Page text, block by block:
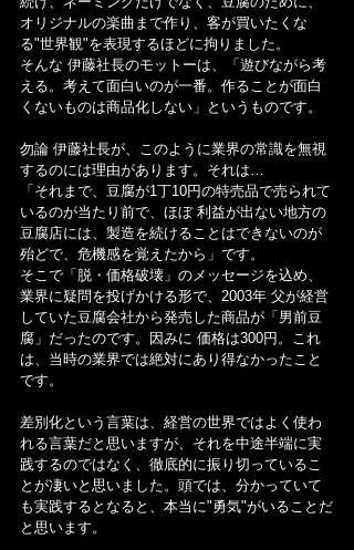
オリジナルの楽曲まで作り、客が買いたくな
る"世界観"を表現するほどに拘りました。
そんな 伊藤社長のモットーは、「遊びながら考
える。考えて面白いのが一番。作ることが面白
くないものは商品化しない」というものです。
勿論 伊藤社長が、このように業界の常識を無視
するのには理由があります。それは…
「それまで、豆腐が1丁10円の特売品で売られて
いるのが当たり前で、ほぼ 利益が出ない地方の
豆腐店には、製造を続けることはできないのが
殆どで、危機感を覚えたから」です。
そこで「脱・価格破壊」のメッセージを込め、
業界に疑問を投げかける形で、2003年 父が経営
していた豆腐会社から発売した商品が「男前豆
腐」だったのです。因みに 価格は300円。これ
は、当時の業界では絶対にあり得なかったこと
です。
差別化という言葉は、経営の世界ではよく使わ
れる言葉だと思いますが、それを中途半端に実
践するのではなく、徹底的に振り切っているこ
とが凄いと思いました。頭では、分かっていて
も実践するとなると、本当に"勇気"がいることだ
と思います。